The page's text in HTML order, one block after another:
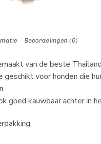
Beoordelingen (0)
van de beste
geschikt voor honden die
goed kauwbaar achter in